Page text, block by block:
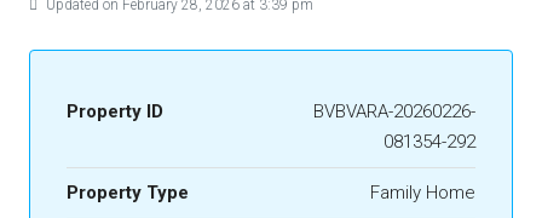
Updated on February 28, 2026 at 3:39 pm
Property ID
BVBVARA-20260226-
081354-292
Property Type Family Home